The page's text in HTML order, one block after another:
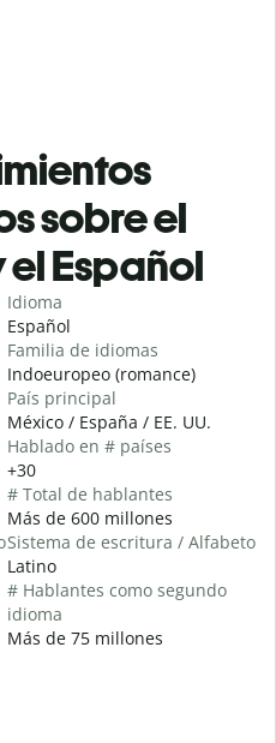
sobre el
Español
Idioma
Español
Familia de idiomas
Indoeuropeo (romance)
País principal
México / España / EE. UU.
Hablado en # países
+30
# Total de hablantes
Más de 600 millones
Sistema de escritura / Alfabeto
Latino
# Hablantes como segundo
idioma
Más de 75 millones